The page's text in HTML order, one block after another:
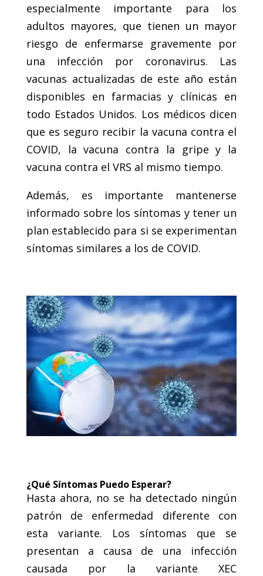
especialmente importante para los
adultos mayores, que tienen un mayor
riesgo de enfermarse gravemente por
una infección por coronavirus. Las
vacunas actualizadas de este año están
disponibles en farmacias y clínicas en
todo Estados Unidos. Los médicos dicen
que es seguro recibir la vacuna contra el
COVID, la vacuna contra la gripe y la
vacuna contra el VRS al mismo tiempo.
Además, es importante mantenerse
informado sobre los síntomas y tener un
plan establecido para si se experimentan
síntomas similares a los de COVID.
¿Qué Síntomas Puedo Esperar?
Hasta ahora, no se ha detectado ningún
patrón de enfermedad diferente con
esta variante. Los síntomas que se
presentan a causa de una infección
causada por la variante XEC